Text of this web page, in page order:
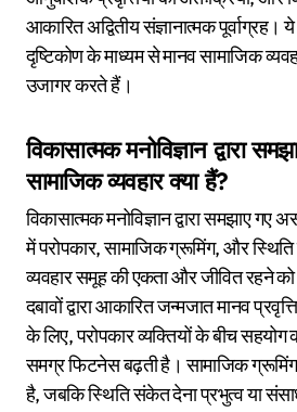
आकारित अद्वितीय संज्ञानात्मक पूर्वाग्रह।
दृष्टिकोण के माध्यम से मानव सामाजिक
उजागर करते हैं।
विकासात्मक मनोविज्ञान द्वारा
सामाजिक व्यवहार क्या हैं?
विकासात्मक मनोविज्ञान द्वारा समझाए गए
में परोपकार, सामाजिक ग्रूमिंग, और
व्यवहार समूह की एकता और जीवित रहने
दबावों द्वारा आकारित जन्मजात मानव
के लिए, परोपकार व्यक्तियों के बीच सहयोग
समग्र फिटनेस बढ़ती है। सामाजिक
है, जबकि स्थिति संकेत देना प्रभुत्व या